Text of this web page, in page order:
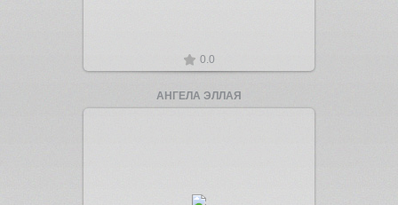
0.0
АНГЕЛА ЭЛЛАЯ
Увеличить